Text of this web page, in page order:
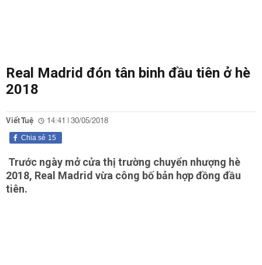
Real Madrid đón tân binh đầu tiên ở hè
2018
Viết Tuệ 14:41 | 30/05/2018
15
Chia sẻ
Trước ngày mở cửa thị trường chuyển nhượng hè
2018, Real Madrid vừa công bố bản hợp đồng đầu
tiên.